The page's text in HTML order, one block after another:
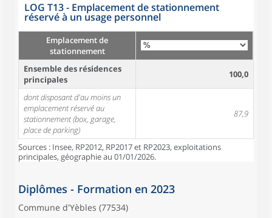
LOG T13 - Emplacement de stationnement
réservé à un usage personnel
Emplacement de
stationnement
Ensemble des résidences
principales
100,0
dont disposant d'au moins un
emplacement réservé au
stationnement (box, garage,
place de parking)
87,9
Sources : Insee, RP2012, RP2017 et RP2023, exploitations
principales, géographie au 01/01/2026.
Diplômes - Formation en 2023
Commune d'Yèbles (77534)